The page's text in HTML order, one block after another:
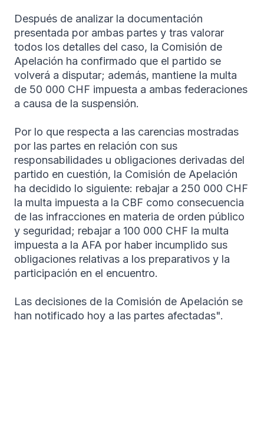
Después de analizar la documentación
presentada por ambas partes y tras valorar
todos los detalles del caso, la Comisión de
Apelación ha confirmado que el partido se
volverá a disputar; además, mantiene la multa
de 50 000 CHF impuesta a ambas federaciones
a causa de la suspensión.
Por lo que respecta a las carencias mostradas
por las partes en relación con sus
responsabilidades u obligaciones derivadas del
partido en cuestión, la Comisión de Apelación
ha decidido lo siguiente: rebajar a 250 000 CHF
la multa impuesta a la CBF como consecuencia
de las infracciones en materia de orden público
y seguridad; rebajar a 100 000 CHF la multa
impuesta a la AFA por haber incumplido sus
obligaciones relativas a los preparativos y la
participación en el encuentro.
Las decisiones de la Comisión de Apelación se
han notificado hoy a las partes afectadas".